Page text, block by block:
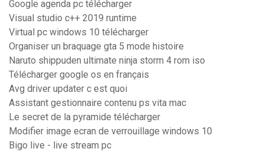
Google agenda pc télécharger
Visual studio c++ 2019 runtime
Virtual pc windows 10 télécharger
Organiser un braquage gta 5 mode histoire
Naruto shippuden ultimate ninja storm 4 rom iso
Télécharger google os en français
Avg driver updater c est quoi
Assistant gestionnaire contenu ps vita mac
Le secret de la pyramide télécharger
Modifier image ecran de verrouillage windows 10
Bigo live - live stream pc